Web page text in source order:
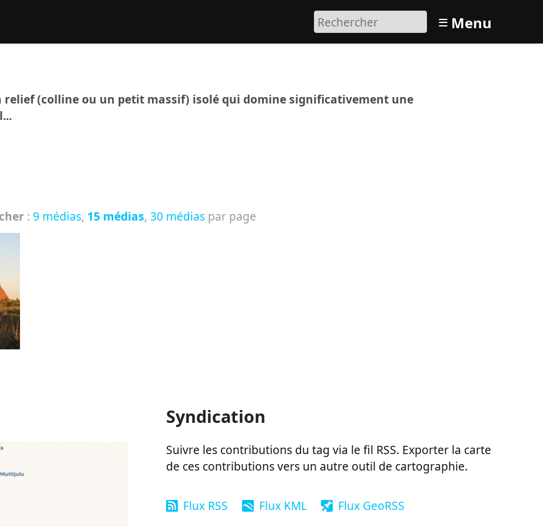
≡ Menu
relief (colline ou un petit massif) isolé qui domine significativement une
: 9 médias, 15 médias, 30 médias par page
Syndication
Suivre les contributions du tag via le fil RSS. Exporter la carte
de ces contributions vers un autre outil de cartographie.
Flux RSS Flux KML Flux GeoRSS